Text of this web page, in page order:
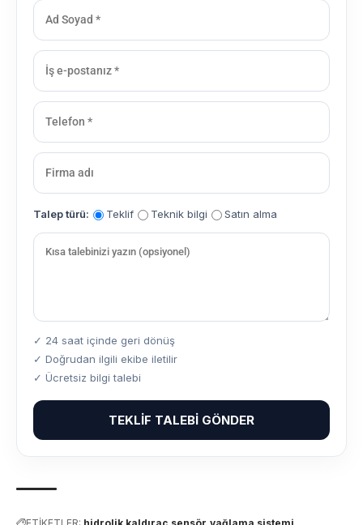
Talep türü: Teklif Teknik bilgi Satın alma
✓ 24 saat içinde geri dönüş
✓ Doğrudan ilgili ekibe iletilir
✓ Ücretsiz bilgi talebi
TEKLIF TALEBI GÖNDER